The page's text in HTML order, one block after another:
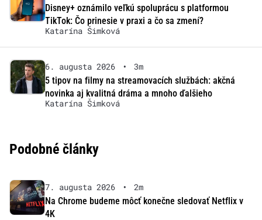
Disney+ oznámilo veľkú spoluprácu s platformou
TikTok: Čo prinesie v praxi a čo sa zmení?
Katarína Šimková
6. augusta 2026 •
3m
5 tipov na filmy na streamovacích službách: akčná
novinka aj kvalitná dráma a mnoho ďalšieho
Katarína Šimková
Podobné články
7. augusta 2026 •
2m
Na Chrome budeme môcť konečne sledovať Netflix v
4K